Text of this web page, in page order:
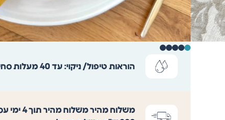
הוראות טיפול/ ניקוי: עד 40 מעלות סחיטה 600
משלוח מהיר
משלוח